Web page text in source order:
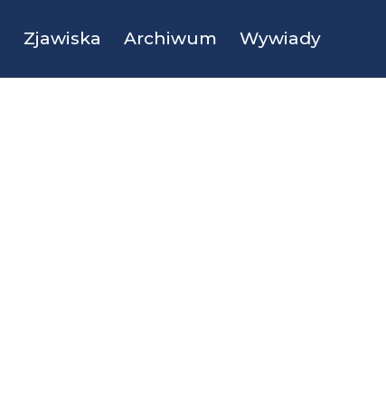
Zjawiska Archiwum Wywiady